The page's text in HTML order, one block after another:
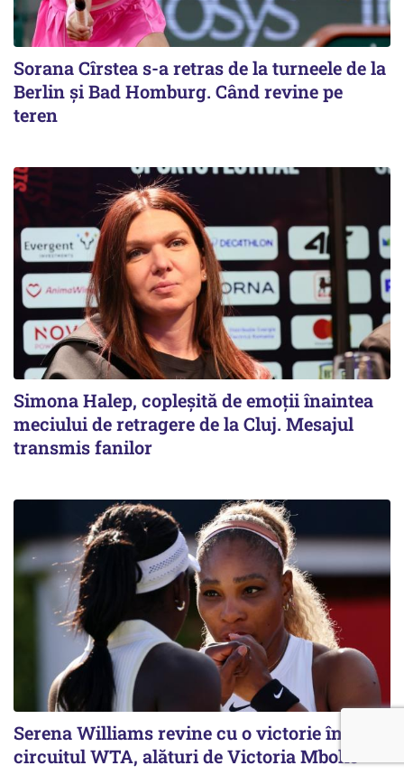
Sorana Cîrstea s-a retras de la turneele de la
Berlin și Bad Homburg. Când revine pe
teren
Simona Halep, copleșită de emoții înaintea
meciului de retragere de la Cluj. Mesajul
transmis fanilor
Serena Williams revine cu o victorie în
circuitul WTA, alături de Victoria Mboko